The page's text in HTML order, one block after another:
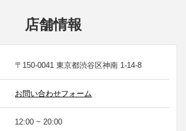
店舗情報
〒150-0041 東京都渋谷区神南 1-14-8
お問い合わせフォーム
12:00 ~ 20:00